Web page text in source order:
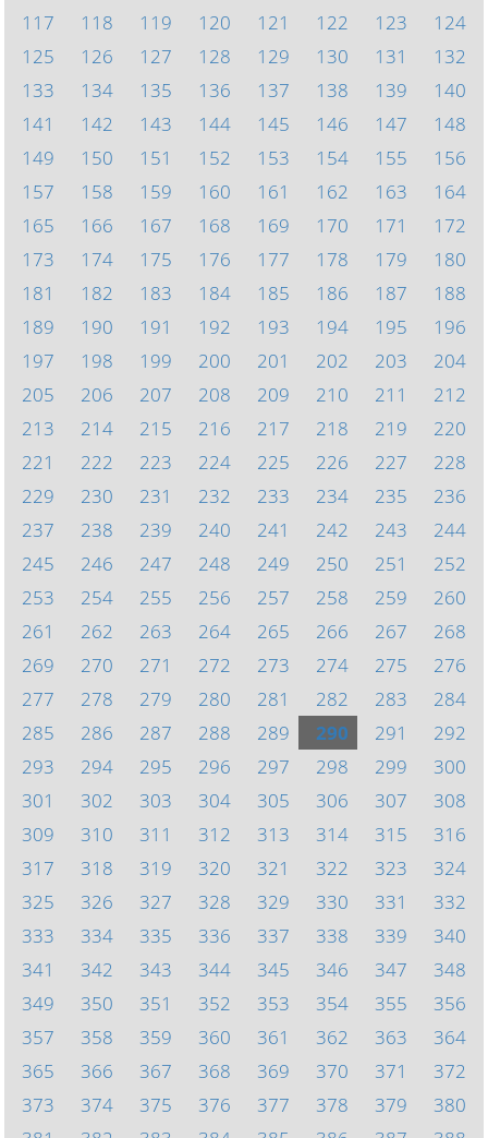
117
118 119 120 121 122 123
124
125
126 127 128 129 130 131
132
133
134 135 136 137 138 139
140
141
142 143 144 145 146 147
148
149
150 151 152 153 154 155
156
157
158 159 160 161 162 163
164
165
166 167 168 169 170 171
172
173
174 175 176 177 178 179
180
181
182 183 184 185 186 187
188
189
190 191 192 193 194 195
196
197
198 199 200 201 202 203
204
205
206 207 208 209 210 211
212
213
214 215 216 217 218 219
220
221
222 223 224 225 226 227
228
229
230 231 232 233 234 235
236
237
238 239 240 241 242 243
244
245
246 247 248 249 250 251
252
253
254 255 256 257 258 259
260
261
262 263 264 265 266 267
268
269
270 271 272 273 274 275
276
277
278 279 280 281 282 283
284
285
286 287 288 289 290 291
292
293
294 295 296 297 298 299
300
301
302 303 304 305 306 307
308
309
310 311 312 313 314 315
316
317
318 319 320 321 322 323
324
325
326 327 328 329 330 331
332
333
334 335 336 337 338 339
340
341
342 343 344 345 346 347
348
349
350 351 352 353 354 355
356
357
358 359 360 361 362 363
364
365
366 367 368 369 370 371
372
373
374 375 376 377 378 379
380